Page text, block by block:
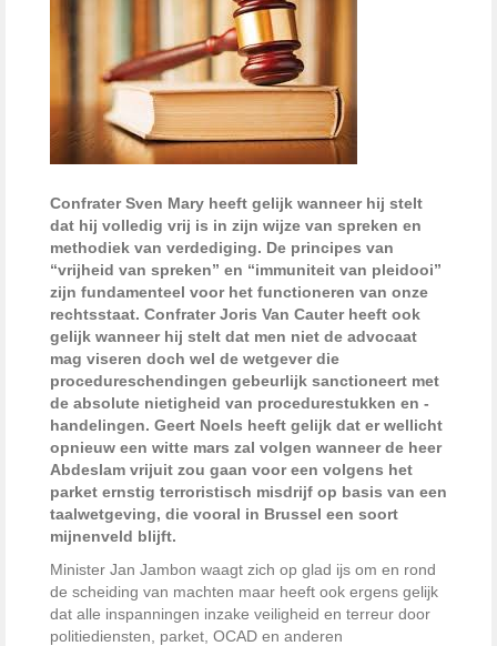
Confrater Sven Mary heeft gelijk wanneer hij stelt
dat hij volledig vrij is in zijn wijze van spreken en
methodiek van verdediging. De principes van
“vrijheid van spreken” en “immuniteit van pleidooi”
zijn fundamenteel voor het functioneren van onze
rechtsstaat. Confrater Joris Van Cauter heeft ook
gelijk wanneer hij stelt dat men niet de advocaat
mag viseren doch wel de wetgever die
procedureschendingen gebeurlijk sanctioneert met
de absolute nietigheid van procedurestukken en -
handelingen. Geert Noels heeft gelijk dat er wellicht
opnieuw een witte mars zal volgen wanneer de heer
Abdeslam vrijuit zou gaan voor een volgens het
parket ernstig terroristisch misdrijf op basis van een
taalwetgeving, die vooral in Brussel een soort
mijnenveld blijft.
Minister Jan Jambon waagt zich op glad ijs om en rond
de scheiding van machten maar heeft ook ergens gelijk
dat alle inspanningen inzake veiligheid en terreur door
politiediensten, parket, OCAD en anderen